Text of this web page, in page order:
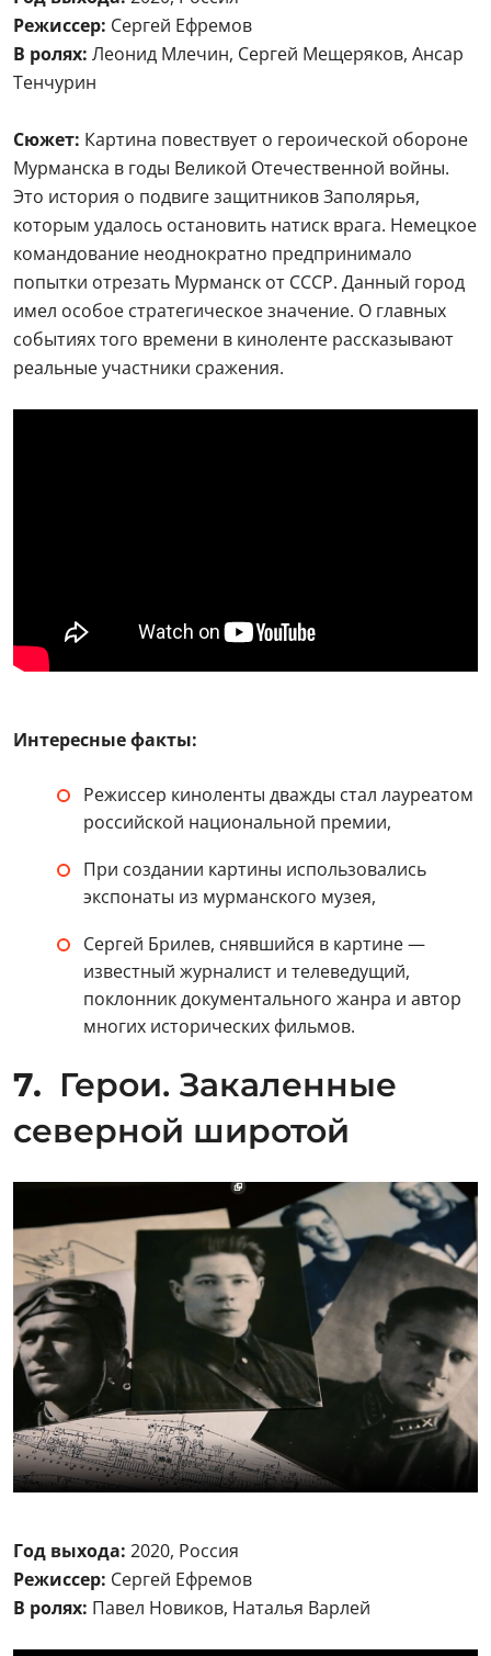
Режиссер: Сергей Ефремов
В ролях: Леонид Млечин, Сергей Мещеряков, Ансар
Тенчурин
Сюжет: Картина повествует о героической обороне
Мурманска в годы Великой Отечественной войны.
Это история о подвиге защитников Заполярья,
которым удалось остановить натиск врага. Немецкое
командование неоднократно предпринимало
попытки отрезать Мурманск от СССР. Данный город
имел особое стратегическое значение. О главных
событиях того времени в киноленте рассказывают
реальные участники сражения.
Интересные факты:
Режиссер киноленты дважды стал лауреатом
российской национальной премии,
При создании картины использовались
экспонаты из мурманского музея,
Сергей Брилев, снявшийся в картине —
известный журналист и телеведущий,
поклонник документального жанра и автор
многих исторических фильмов.
7. Герои. Закаленные
северной широтой
Год выхода: 2020, Россия
Режиссер: Сергей Ефремов
В ролях: Павел Новиков, Наталья Варлей